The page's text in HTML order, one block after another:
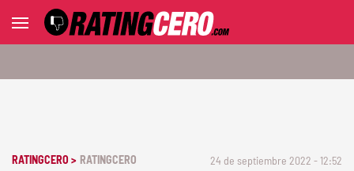
RATINGCERO > RATINGCERO 24 de septiembre 2022 - 12:52